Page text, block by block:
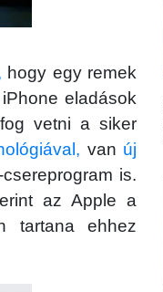
hogy egy remek
eladások
vetni a siker
van új
is.
az Apple a
tartana ehhez